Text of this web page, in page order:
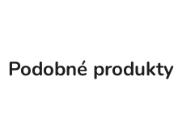
Podobné produkty